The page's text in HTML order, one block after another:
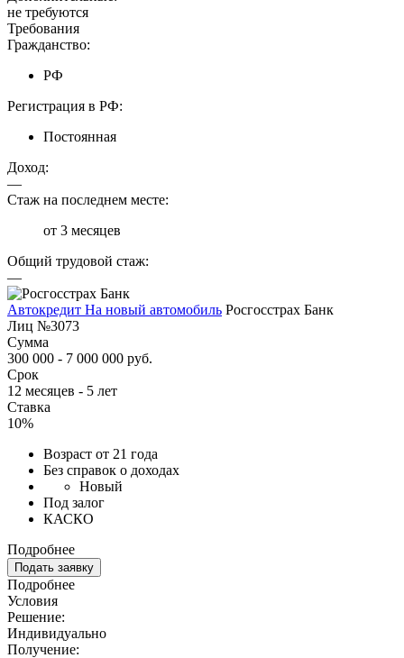
не требуются
Требования
Гражданство:
РФ
Регистрация в РФ:
Постоянная
Доход:
—
Стаж на последнем месте:
от 3 месяцев
Общий трудовой стаж:
—
Автокредит На новый автомобиль Росгосстрах Банк
Лиц №3073
Сумма
300 000 - 7 000 000 руб.
Срок
12 месяцев - 5 лет
Ставка
10%
Возраст от 21 года
Без справок о доходах
Новый
Под залог
КАСКО
Подробнее
Подать заявку
Подробнее
Условия
Решение:
Индивидуально
Получение: